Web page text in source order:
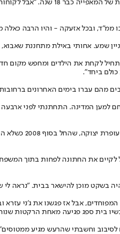
"די חששנו לפתוח, כי המקלט הסמוך קטן
ממ"ד, ובכל אזעקה - והיו הרבה
שמע. אחותי באילת מתחננת שאבוא,
לקחת את הילדים ומחפש מקום
ביחד".
למען המדינה. התחתנתי לפני
אשקלון כבר
לראות אם נוכל לקיים את החתונה
מוכן להישאר בבית. "נראה לי
אבל אז פגשנו את ג'ני
בית ספג פגיעה מאחת הרקטות
וחשבתי שהרעש מגיע